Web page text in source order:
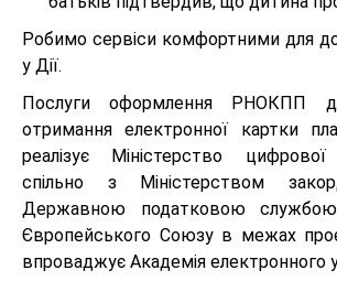
Робимо сервіси комфортними для
у Дії.
Послуги оформлення РНОКПП
отримання електронної картки
реалізує Міністерство цифрової
спільно з Міністерством
Державною податковою
Європейського Союзу в межах
впроваджує Академія електронного